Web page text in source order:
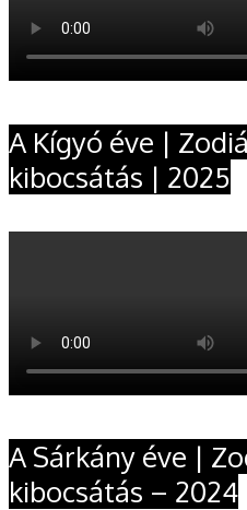
A Kígyó éve |
kibocsátás | 2025
A Sárkány éve |
kibocsátás – 2024